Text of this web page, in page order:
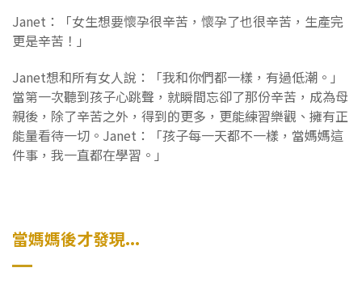
Janet：「女生想要懷孕很辛苦，懷孕了也很辛苦，生產完
更是辛苦！」
Janet想和所有女人說：「我和你們都一樣，有過低潮。」
當第一次聽到孩子心跳聲，就瞬間忘卻了那份辛苦，成為母
親後，除了辛苦之外，得到的更多，更能練習樂觀、擁有正
能量看待一切。Janet：「孩子每一天都不一樣，當媽媽這
件事，我一直都在學習。」
當媽媽後才發現...